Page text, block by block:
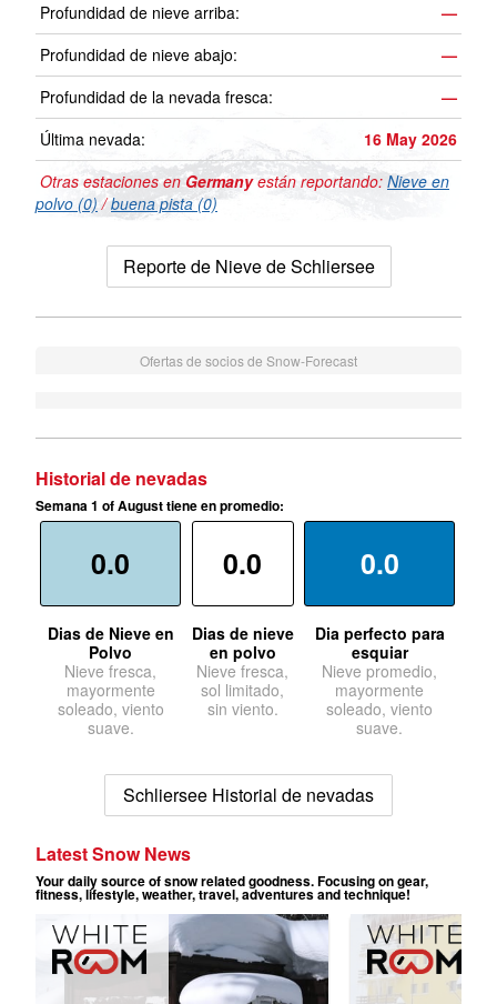
Profundidad de nieve arriba:
—
Profundidad de nieve abajo:
—
Profundidad de la nevada fresca:
—
Última nevada:
16 May 2026
Otras estaciones enGermanyestán reportando: Nieve en
polvo (0) /buena pista (0)
Reporte de Nieve de Schliersee
Ofertas de socios de Snow-Forecast
Historial de nevadas
Semana 1 of August tiene en promedio:
0.0
Dias de Nieve en
Polvo
Nieve fresca,
mayormente
soleado, viento
suave.
0.0
Dias de nieve
en polvo
Nieve fresca,
sol limitado,
sin viento.
0.0
Dia perfecto para
esquiar
Nieve promedio,
mayormente
soleado, viento
suave.
Schliersee Historial de nevadas